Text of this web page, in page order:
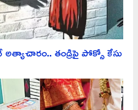
అత్యాచారం.. తండ్రిపై పోక్సో కేసు